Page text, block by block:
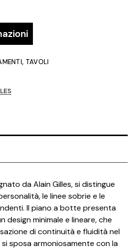
, TAVOLI
da Alain Gilles, si distingue
le linee sobrie e le
Il piano a botte presenta
design minimale e lineare, che
di continuità e fluidità nel
sposa armoniosamente con la